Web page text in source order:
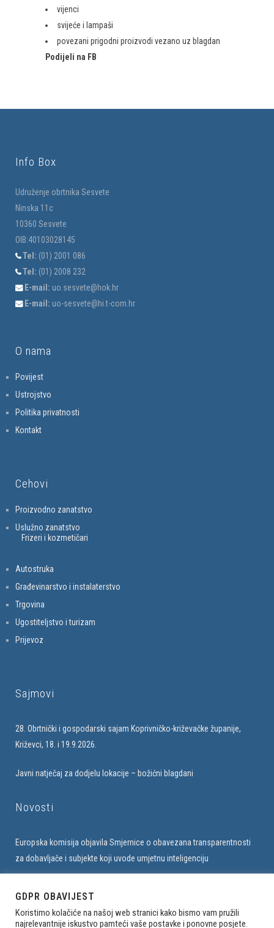
vijenci
svijeće i lampaši
povezani prigodni proizvodi vezano uz blagdan
Podijeli na FB
Info Box
Udruženje obrtnika Sesvete
Ninska 11c
10360 Sesvete
OIB:40103028145
Tel: (01) 2001 086
Tel: (01) 2008 232
E-mail: uo.sesvete@hok.hr
E-mail: uo-sesvete@hi.t-com.hr
O nama
Povijest
Ustrojstvo
Politika privatnosti
Kontakt
Cehovi
Proizvodno zanatstvo
Uslužno zanatstvo
Frizeri i kozmetičari
Autostruka
Građevinarstvo i instalaterstvo
Trgovina
Ugostiteljstvo i turizam
Prijevoz
Sajmovi
28. Obrtnički i gospodarski sajam Koprivničko-križevačke županije,
Križevci, 18. i 19.9.2026.
Javni natječaj za dodjelu lokacije – božićni blagdani
Novosti
Europska komisija objavila Smjernice o obavezana transparentnosti
za dobavljače i subjekte koji uvode umjetnu inteligenciju
GDPR OBAVIJEST
Koristimo kolačiće na našoj web stranici kako bismo vam pružili
najrelevantnije iskustvo pamteći vaše postavke i ponovne posjete.